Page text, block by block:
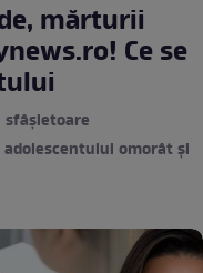
mărturii
Ce se
sfâșietoare
omorât și